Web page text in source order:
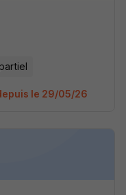
le 29/05/26